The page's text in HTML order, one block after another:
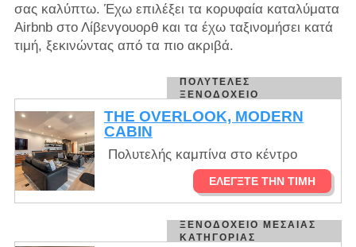
σας καλύπτω. Έχω επιλέξει τα κορυφαία καταλύματα
Airbnb στο Λίβενγουορθ και τα έχω ταξινομήσει κατά
τιμή, ξεκινώντας από τα πιο ακριβά.
ΠΟΛΥΤΕΛΈΣ
ΞΕΝΟΔΟΧΕΊΟ
THE OVERLOOK, MODERN
CABIN
Πολυτελής καμπίνα στο κέντρο
ΕΛΈΓΞΤΕ ΤΗΝ ΤΙΜΉ
ΞΕΝΟΔΟΧΕΊΟ ΜΕΣΑΊΑΣ
ΚΑΤΗΓΟΡΊΑΣ